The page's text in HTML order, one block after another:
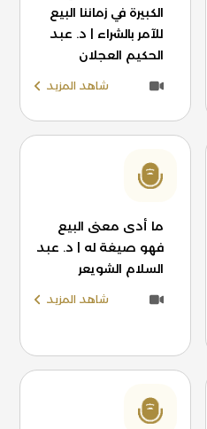
الكبيرة في زماننا البيع
للآمر بالشراء | د. عبد
الحكيم العجلان
شاهد المزيد
ما أدى معنى البيع
فهو صيغة له | د. عبد
السلام الشويعر
شاهد المزيد